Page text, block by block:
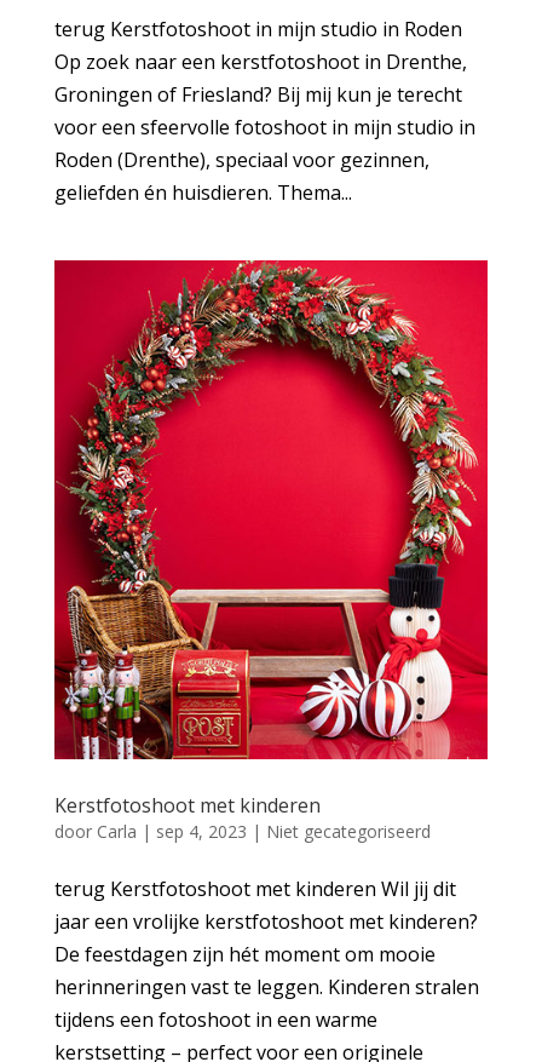
terug Kerstfotoshoot in mijn studio in Roden
Op zoek naar een kerstfotoshoot in Drenthe,
Groningen of Friesland? Bij mij kun je terecht
voor een sfeervolle fotoshoot in mijn studio in
Roden (Drenthe), speciaal voor gezinnen,
geliefden én huisdieren. Thema...
Kerstfotoshoot met kinderen
door Carla | sep 4, 2023 | Niet gecategoriseerd
terug Kerstfotoshoot met kinderen Wil jij dit
jaar een vrolijke kerstfotoshoot met kinderen?
De feestdagen zijn hét moment om mooie
herinneringen vast te leggen. Kinderen stralen
tijdens een fotoshoot in een warme
kerstsetting – perfect voor een originele